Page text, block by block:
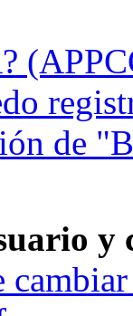
de
y